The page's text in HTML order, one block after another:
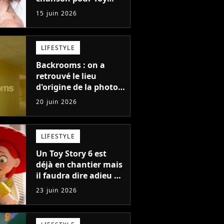
Story 5 fait un carton
en France, les chiffres
!
15 juin 2026
LIFESTYLE
Backrooms : on a
retrouvé le lieu
d'origine de la photo
qui a rendu fou
Internet avant de
braquer le cinéma
20 juin 2026
LIFESTYLE
Un Toy Story 6 est
déjà en chantier mais
il faudra dire adieu à
ce personnage adoré
de la saga
23 juin 2026